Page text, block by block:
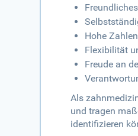
Hohe
Flexibilität
Freude an
Als
und tragen
identifizieren